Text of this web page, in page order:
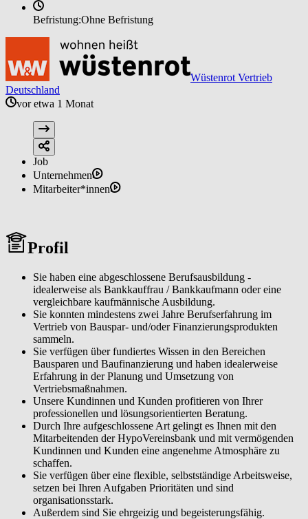
Befristung:Ohne Befristung
Wüstenrot Vertrieb
Deutschland
vor etwa 1 Monat
Job
Unternehmen
Mitarbeiter*innen
Profil
Sie haben eine abgeschlossene Berufsausbildung -
idealerweise als Bankkauffrau / Bankkaufmann oder eine
vergleichbare kaufmännische Ausbildung.
Sie konnten mindestens zwei Jahre Berufserfahrung im
Vertrieb von Bauspar- und/oder Finanzierungsprodukten
sammeln.
Sie verfügen über fundiertes Wissen in den Bereichen
Bausparen und Baufinanzierung und haben idealerweise
Erfahrung in der Planung und Umsetzung von
Vertriebsmaßnahmen.
Unsere Kundinnen und Kunden profitieren von Ihrer
professionellen und lösungsorientierten Beratung.
Durch Ihre aufgeschlossene Art gelingt es Ihnen mit den
Mitarbeitenden der HypoVereinsbank und mit vermögenden
Kundinnen und Kunden eine angenehme Atmosphäre zu
schaffen.
Sie verfügen über eine flexible, selbstständige Arbeitsweise,
setzen bei Ihren Aufgaben Prioritäten und sind
organisationsstark.
Außerdem sind Sie ehrgeizig und begeisterungsfähig.